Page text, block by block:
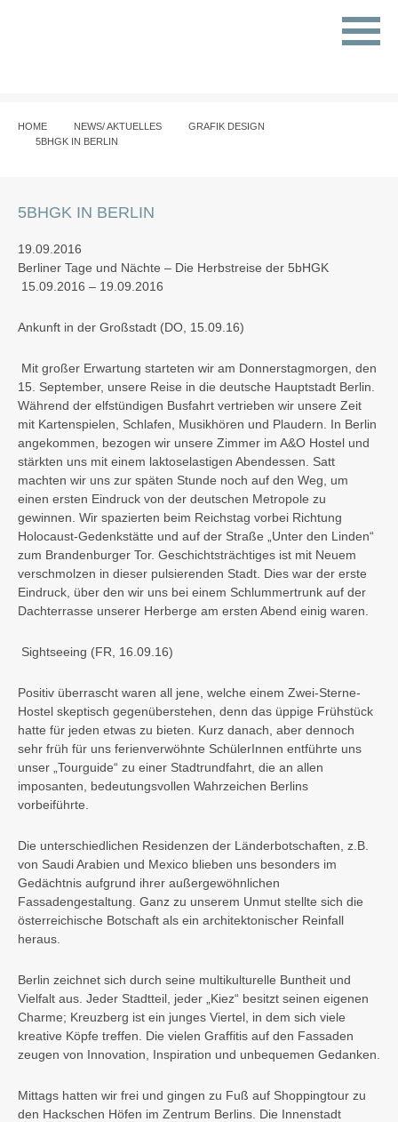
HOME NEWS/ AKTUELLES
GRAFIK DESIGN
5BHGK IN BERLIN
5BHGK IN BERLIN
19.09.2016
Berliner Tage und Nächte – Die Herbstreise der 5bHGK
15.09.2016 – 19.09.2016
Ankunft in der Großstadt (DO, 15.09.16)
Mit großer Erwartung starteten wir am Donnerstagmorgen, den
15. September, unsere Reise in die deutsche Hauptstadt Berlin.
Während der elfstündigen Busfahrt vertrieben wir unsere Zeit
mit Kartenspielen, Schlafen, Musikhören und Plaudern. In Berlin
angekommen, bezogen wir unsere Zimmer im A&O Hostel und
stärkten uns mit einem laktoselastigen Abendessen. Satt
machten wir uns zur späten Stunde noch auf den Weg, um
einen ersten Eindruck von der deutschen Metropole zu
gewinnen. Wir spazierten beim Reichstag vorbei Richtung
Holocaust-Gedenkstätte und auf der Straße „Unter den Linden“
zum Brandenburger Tor. Geschichtsträchtiges ist mit Neuem
verschmolzen in dieser pulsierenden Stadt. Dies war der erste
Eindruck, über den wir uns bei einem Schlummertrunk auf der
Dachterrasse unserer Herberge am ersten Abend einig waren.
Sightseeing (FR, 16.09.16)
Positiv überrascht waren all jene, welche einem Zwei-Sterne-
Hostel skeptisch gegenüberstehen, denn das üppige Frühstück
hatte für jeden etwas zu bieten. Kurz danach, aber dennoch
sehr früh für uns ferienverwöhnte SchülerInnen entführte uns
unser „Tourguide“ zu einer Stadtrundfahrt, die an allen
imposanten, bedeutungsvollen Wahrzeichen Berlins
vorbeiführte.
Die unterschiedlichen Residenzen der Länderbotschaften, z.B.
von Saudi Arabien und Mexico blieben uns besonders im
Gedächtnis aufgrund ihrer außergewöhnlichen
Fassadengestaltung. Ganz zu unserem Unmut stellte sich die
österreichische Botschaft als ein architektonischer Reinfall
heraus.
Berlin zeichnet sich durch seine multikulturelle Buntheit und
Vielfalt aus. Jeder Stadtteil, jeder „Kiez“ besitzt seinen eigenen
Charme; Kreuzberg ist ein junges Viertel, in dem sich viele
kreative Köpfe treffen. Die vielen Graffitis auf den Fassaden
zeugen von Innovation, Inspiration und unbequemen Gedanken.
Mittags hatten wir frei und gingen zu Fuß auf Shoppingtour zu
den Hackschen Höfen im Zentrum Berlins. Die Innenstadt